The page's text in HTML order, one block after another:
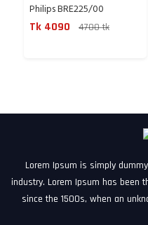
Philips BRE225/00
Satinelle...
Tk 4090
4700 tk
Lorem Ipsum is simply
industry. Lorem Ipsum has been
since the 1500s, when an